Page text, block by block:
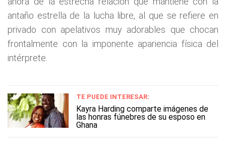
antaño estrella de la lucha libre, al que se refiere en
privado con apelativos muy adorables que chocan
frontalmente con la imponente apariencia física del
intérprete.
TE PUEDE INTERESAR:
Kayra Harding comparte imágenes de
las honras fúnebres de su esposo en
Ghana